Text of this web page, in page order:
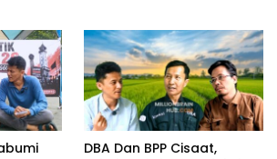
DBA Dan BPP Cisaat,